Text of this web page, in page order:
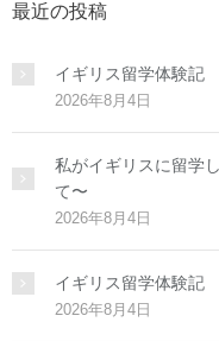
最近の投稿
イギリス留学体験記
2026年8月4日
私がイギリスに留学
て〜
2026年8月4日
イギリス留学体験記
2026年8月4日